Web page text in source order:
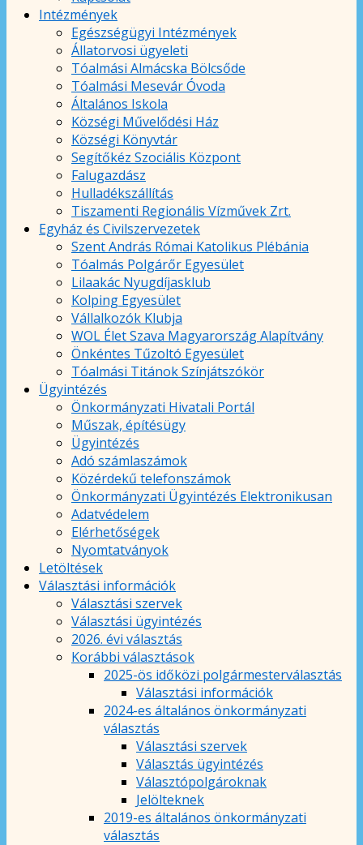
Intézmények
Egészségügyi Intézmények
Állatorvosi ügyeleti
Tóalmási Almácska Bölcsőde
Tóalmási Mesevár Óvoda
Általános Iskola
Községi Művelődési Ház
Községi Könyvtár
Segítőkéz Szociális Központ
Falugazdász
Hulladékszállítás
Tiszamenti Regionális Vízművek Zrt.
Egyház és Civilszervezetek
Szent András Római Katolikus Plébánia
Tóalmás Polgárőr Egyesület
Lilaakác Nyugdíjasklub
Kolping Egyesület
Vállalkozók Klubja
WOL Élet Szava Magyarország Alapítvány
Önkéntes Tűzoltó Egyesület
Tóalmási Titánok Színjátszókör
Ügyintézés
Önkormányzati Hivatali Portál
Műszak, építésügy
Ügyintézés
Adó számlaszámok
Közérdekű telefonszámok
Önkormányzati Ügyintézés Elektronikusan
Adatvédelem
Elérhetőségek
Nyomtatványok
Letöltések
Választási információk
Választási szervek
Választási ügyintézés
2026. évi választás
Korábbi választások
2025-ös időközi polgármesterválasztás
Választási információk
2024-es általános önkormányzati
választás
Választási szervek
Választás ügyintézés
Választópolgároknak
Jelölteknek
2019-es általános önkormányzati
választás